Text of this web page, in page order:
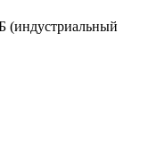
(индустриальный